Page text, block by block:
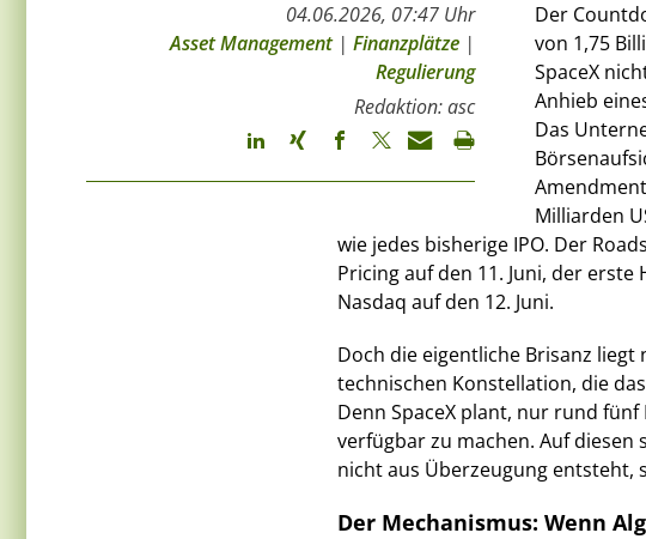
04.06.2026, 07:47 Uhr
Asset Management| Finanzplätze |
Regulierung
Redaktion: asc
Der
von 1,75
SpaceX
Anhieb
Das
Milliarden
wie jedes bisherige IPO. Der
Pricing auf den 11. Juni, der
Nasdaq auf den 12. Juni.
Doch die eigentliche Brisanz
technischen Konstellation, die
Denn SpaceX plant, nur rund
verfügbar zu machen. Auf
nicht aus Überzeugung entsteht,
Der Mechanismus: Wenn